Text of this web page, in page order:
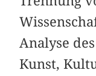
Analyse
Kunst,